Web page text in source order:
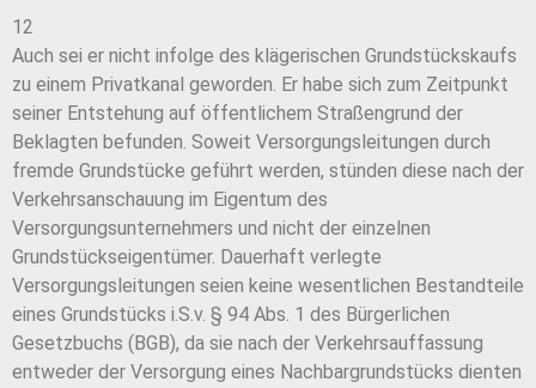
12
Auch sei er nicht infolge des klägerischen Grundstückskaufs
zu einem Privatkanal geworden. Er habe sich zum Zeitpunkt
seiner Entstehung auf öffentlichem Straßengrund der
Beklagten befunden. Soweit Versorgungsleitungen durch
fremde Grundstücke geführt werden, stünden diese nach der
Verkehrsanschauung im Eigentum des
Versorgungsunternehmers und nicht der einzelnen
Grundstückseigentümer. Dauerhaft verlegte
Versorgungsleitungen seien keine wesentlichen Bestandteile
eines Grundstücks i.S.v. § 94 Abs. 1 des Bürgerlichen
Gesetzbuchs (BGB), da sie nach der Verkehrsauffassung
entweder der Versorgung eines Nachbargrundstücks dienten